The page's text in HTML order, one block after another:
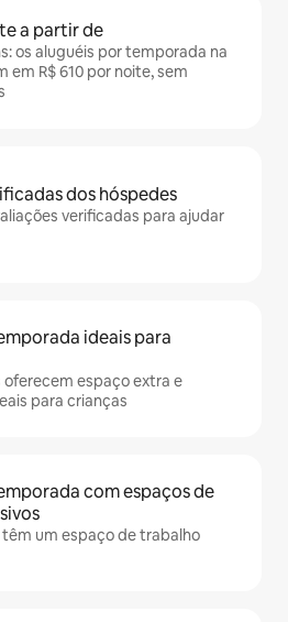
a partir de
os aluguéis por temporada na
em R$ 610 por noite, sem
dos hóspedes
verificadas para ajudar
ideais para
espaço extra e
para crianças
com espaços de
um espaço de trabalho